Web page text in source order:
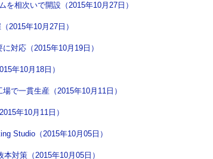
を相次いで開設（2015年10月27日）
2015年10月27日）
対応（2015年10月19日）
年10月18日）
で一貫生産（2015年10月11日）
年10月11日）
Studio（2015年10月05日）
対策（2015年10月05日）